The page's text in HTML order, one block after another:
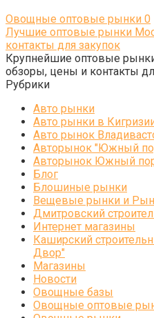
Овощные оптовые рынки 0
Лучшие оптовые рынки
контакты для закупок
Крупнейшие оптовые
обзоры, цены и контакты
Рубрики
Авто рынки
Авто рынки в
Авто рынок
Авторынок "Южный
Авторынок Южный
Блог
Блошиные рынки
Вещевые рынки и
Дмитровский
Интернет магазины
Каширский
Двор"
Магазины
Новости
Овощные базы
Овощные оптовые